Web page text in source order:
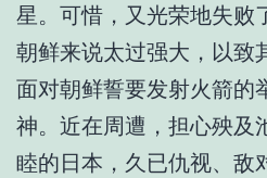
星。可惜，又光荣地失败
朝鲜来说太过强大，以致
面对朝鲜誓要发射火箭的
神。近在周遭，担心殃及
睦的日本，久已仇视、敌